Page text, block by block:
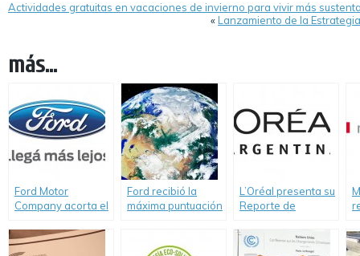
Actividades gratuitas en vacaciones de invierno para vivir más
«Lanzamiento de la
más...
Ford Motor
Company acorta el
Informe de
sustentabilidad
Ford recibió la
máxima puntuación
del agua.
L’Oréal presenta su
Reporte de
2016